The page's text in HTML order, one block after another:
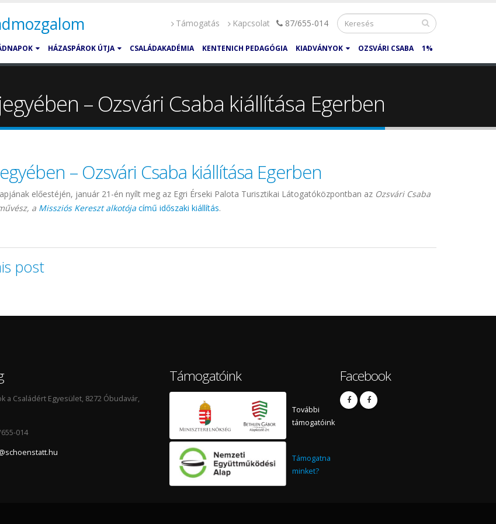
Támogatás Kapcsolat 87/655-014
HÁZASPÁROK ÚTJA CSALÁDAKADÉMIA KENTENICH PEDAGÓGIA KIADVÁNYOK OZSVÁRI CSABA 1%
– Ozsvári Csaba kiállítása Egerben
– Ozsvári Csaba kiállítása Egerben
előestéjén, január 21-én nyílt meg az Egri Érseki Palota Turisztikai Látogatóközpontban az Ozsvári Csaba
a Missziós Kereszt alkotója című időszaki kiállítás.
post
a Családért Egyesület, 8272 Óbudavár,
014
Támogatóink
További
támogatóink
Támogatna
minket?
Facebook